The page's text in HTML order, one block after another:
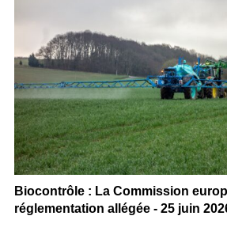
Biocontrôle : La Commission
réglementation allégée - 25 juin